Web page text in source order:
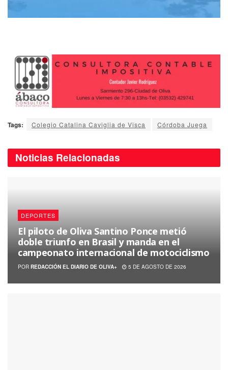
Tags: Colegio Catalina Caviglia de Visca Córdoba Juega
Noticias Relacionadas
DEPORTES
El piloto de Oliva Santino Ponce metió
doble triunfo en Brasil y manda en el
campeonato internacional de motociclismo
POR REDACCIÓN EL DIARIO DE OLIVA+ 5 DE AGOSTO DE 2026